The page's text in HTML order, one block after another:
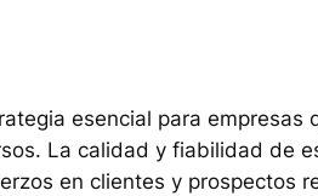
esencial para empresas
La calidad y fiabilidad de
en clientes y prospectos